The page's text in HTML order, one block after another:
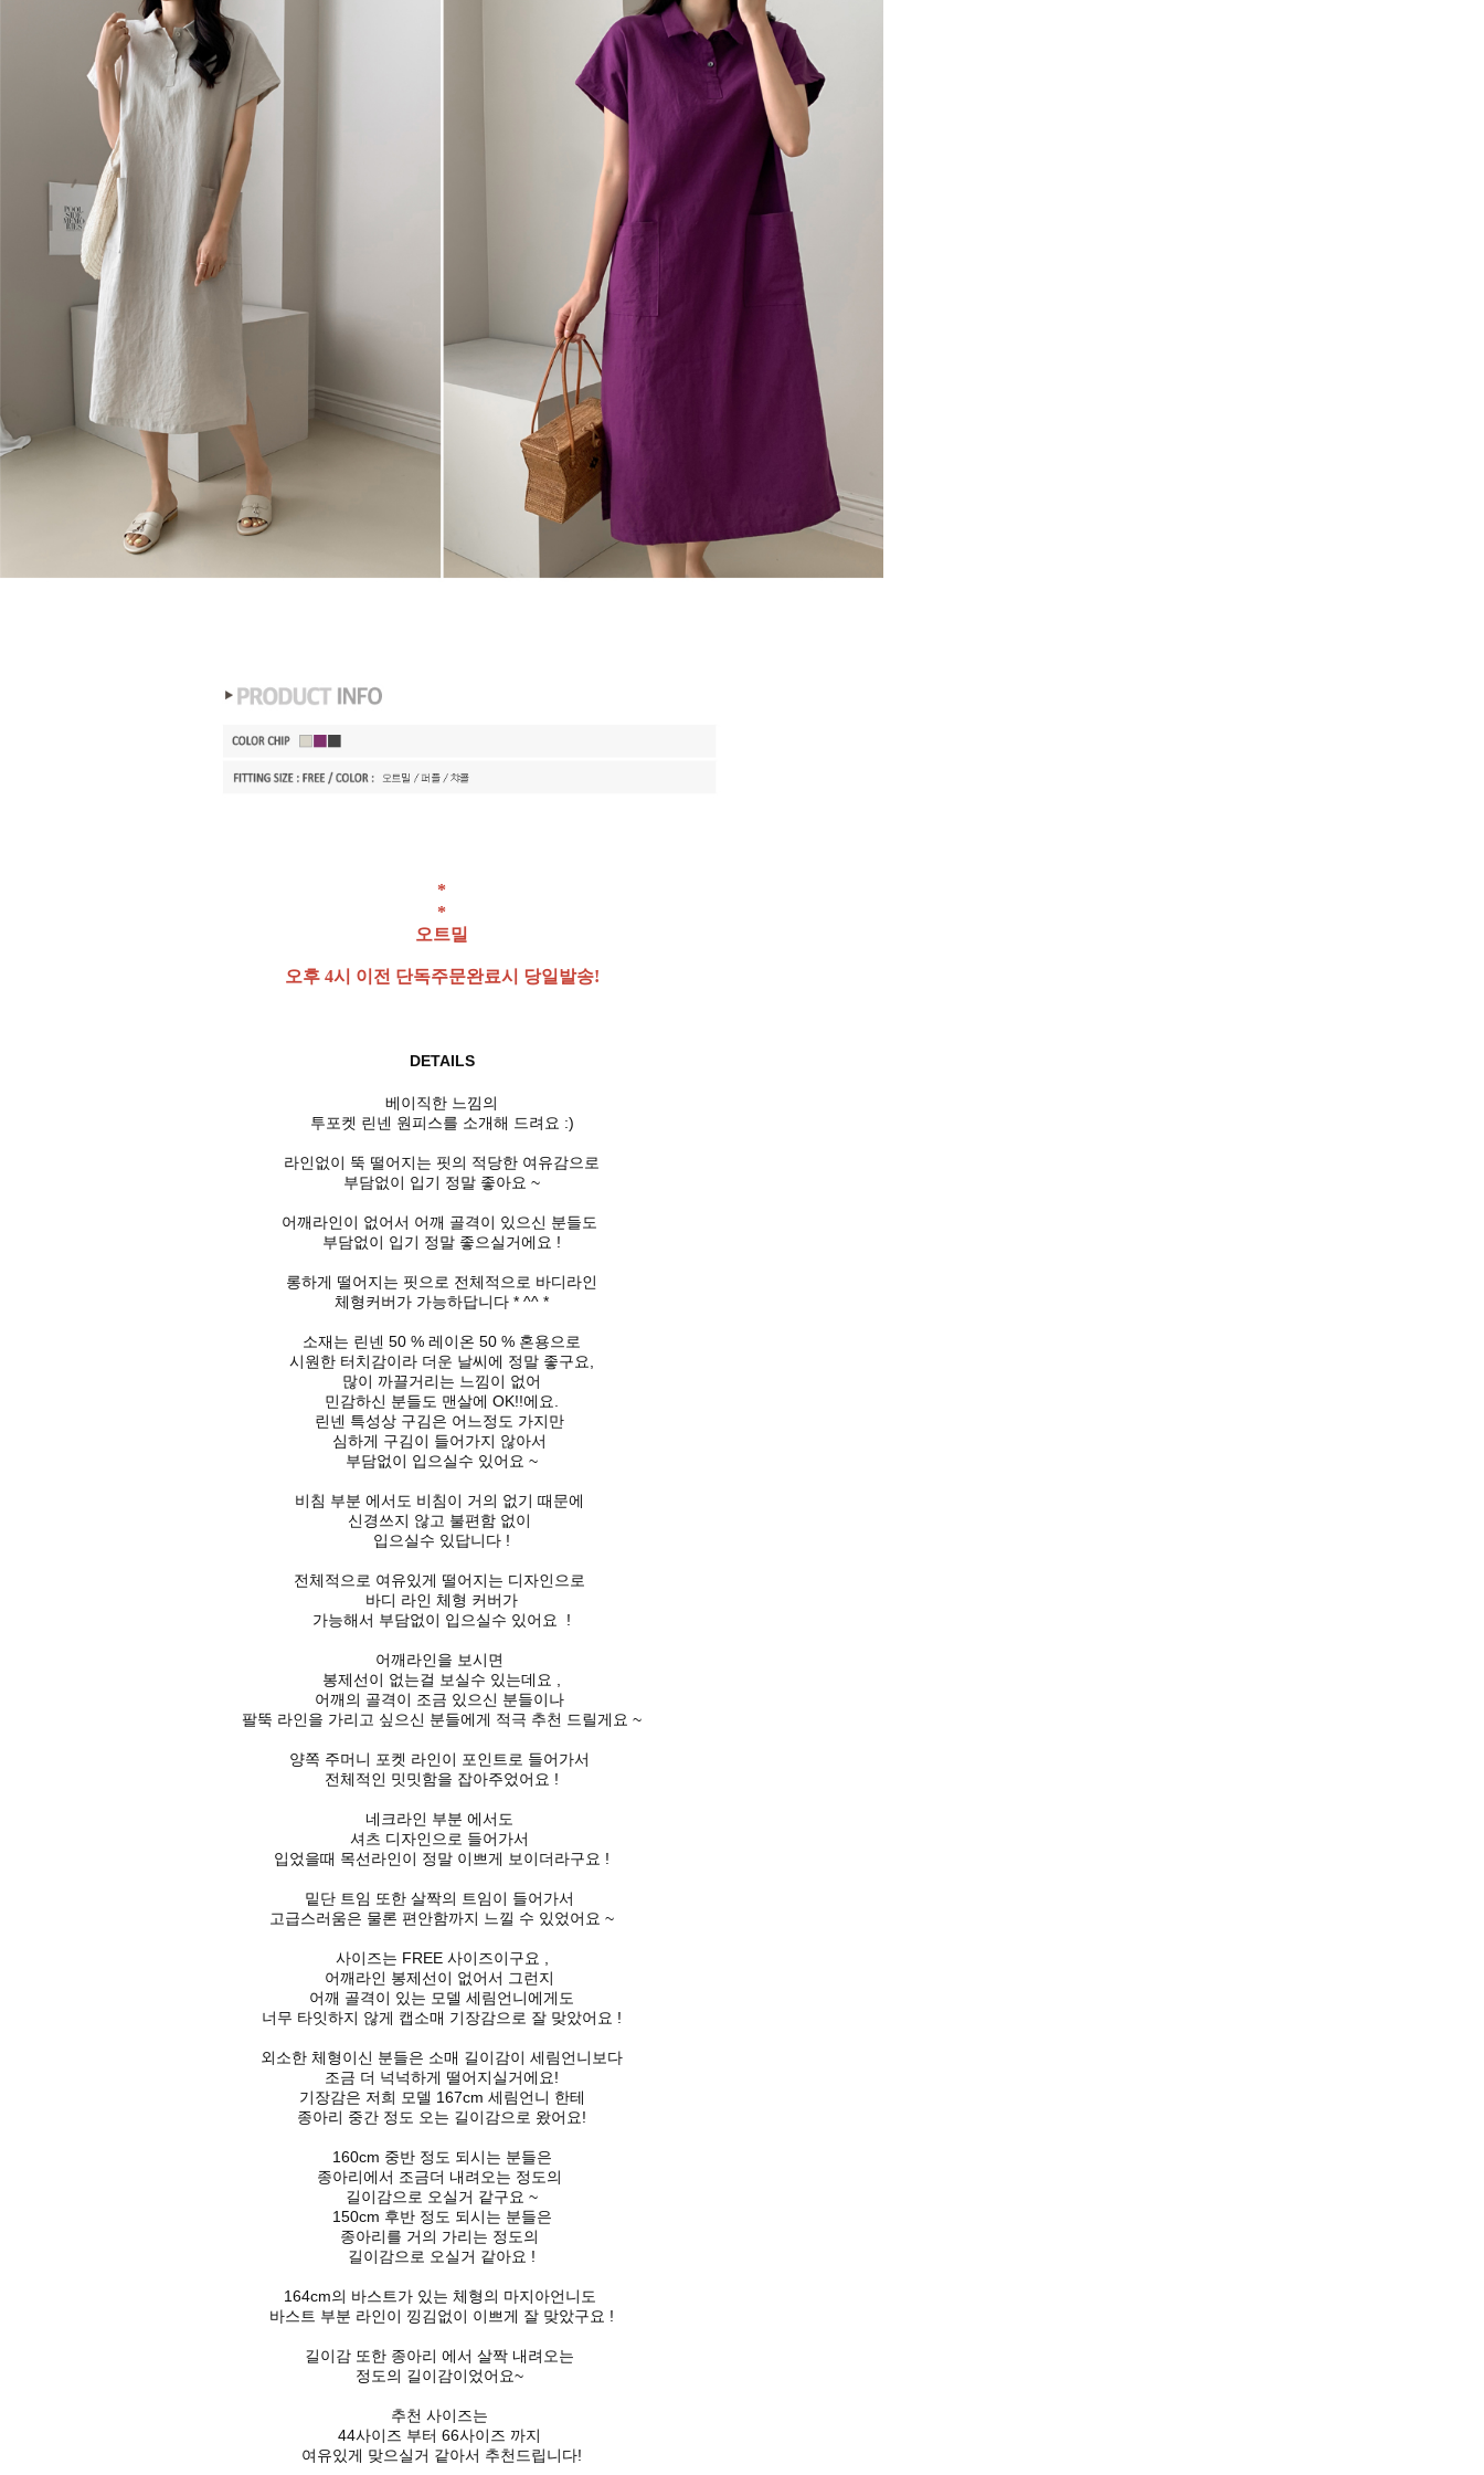
*
*
오트밀
오후 4시 이전 단독주문완료시 당일발송!
DETAILS
베이직한 느낌의
투포켓 린넨 원피스를 소개해 드려요 :)
라인없이 뚝 떨어지는 핏의 적당한 여유감으로
부담없이 입기 정말 좋아요 ~
어깨라인이 없어서 어깨 골격이 있으신 분들도
부담없이 입기 정말 좋으실거에요 !
롱하게 떨어지는 핏으로 전체적으로 바디라인
체형커버가 가능하답니다 * ^^ *
소재는 린넨 50 % 레이온 50 % 혼용으로
시원한 터치감이라 더운 날씨에 정말 좋구요,
많이 까끌거리는 느낌이 없어
민감하신 분들도 맨살에 OK!!에요.
린넨 특성상 구김은 어느정도 가지만
심하게 구김이 들어가지 않아서
부담없이 입으실수 있어요 ~
비침 부분 에서도 비침이 거의 없기 때문에
신경쓰지 않고 불편함 없이
입으실수 있답니다 !
전체적으로 여유있게 떨어지는 디자인으로
바디 라인 체형 커버가
가능해서 부담없이 입으실수 있어요 !
어깨라인을 보시면
봉제선이 없는걸 보실수 있는데요 ,
어깨의 골격이 조금 있으신 분들이나
팔뚝 라인을 가리고 싶으신 분들에게 적극 추천 드릴게요 ~
양쪽 주머니 포켓 라인이 포인트로 들어가서
전체적인 밋밋함을 잡아주었어요 !
네크라인 부분 에서도
셔츠 디자인으로 들어가서
입었을때 목선라인이 정말 이쁘게 보이더라구요 !
밑단 트임 또한 살짝의 트임이 들어가서
고급스러움은 물론 편안함까지 느낄 수 있었어요 ~
사이즈는 FREE 사이즈이구요 ,
어깨라인 봉제선이 없어서 그런지
어깨 골격이 있는 모델 세림언니에게도
너무 타잇하지 않게 캡소매 기장감으로 잘 맞았어요 !
외소한 체형이신 분들은 소매 길이감이 세림언니보다
조금 더 넉넉하게 떨어지실거에요!
기장감은 저희 모델 167cm 세림언니 한테
종아리 중간 정도 오는 길이감으로 왔어요!
160cm 중반 정도 되시는 분들은
종아리에서 조금더 내려오는 정도의
길이감으로 오실거 같구요 ~
150cm 후반 정도 되시는 분들은
종아리를 거의 가리는 정도의
길이감으로 오실거 같아요 !
164cm의 바스트가 있는 체형의 마지아언니도
바스트 부분 라인이 낑김없이 이쁘게 잘 맞았구요 !
길이감 또한 종아리 에서 살짝 내려오는
정도의 길이감이었어요~
추천 사이즈는
44사이즈 부터 66사이즈 까지
여유있게 맞으실거 같아서 추천드립니다!